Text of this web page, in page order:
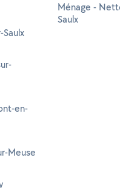
en-
Meuse
Ménage -
Saulx